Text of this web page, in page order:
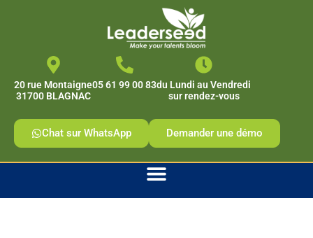
20 rue Montaigne
31700 BLAGNAC
05 61 99 00 83du Lundi au Vendredi
sur rendez-vous
Chat sur WhatsApp Demander une démo